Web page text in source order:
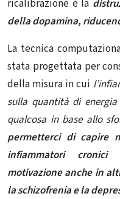
ricalibrazione è la
della dopamina,
La tecnica
stata progettata per
della misura in cui
sulla quantità di
qualcosa in base allo
permetterci di capire
infiammatori
motivazione anche in
la schizofrenia e la